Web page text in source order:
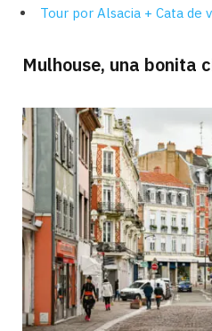
Tour por Alsacia + Cata de
Mulhouse, una bonita